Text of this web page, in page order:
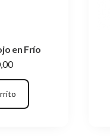
en Frío